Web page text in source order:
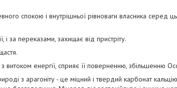
спокою і внутрішньої рівноваги власника серед
за переказами, захищає від пристріту.
енергії, сприяє її поверненню, збільшенню
з арагоніту - це міцний і твердий карбонат